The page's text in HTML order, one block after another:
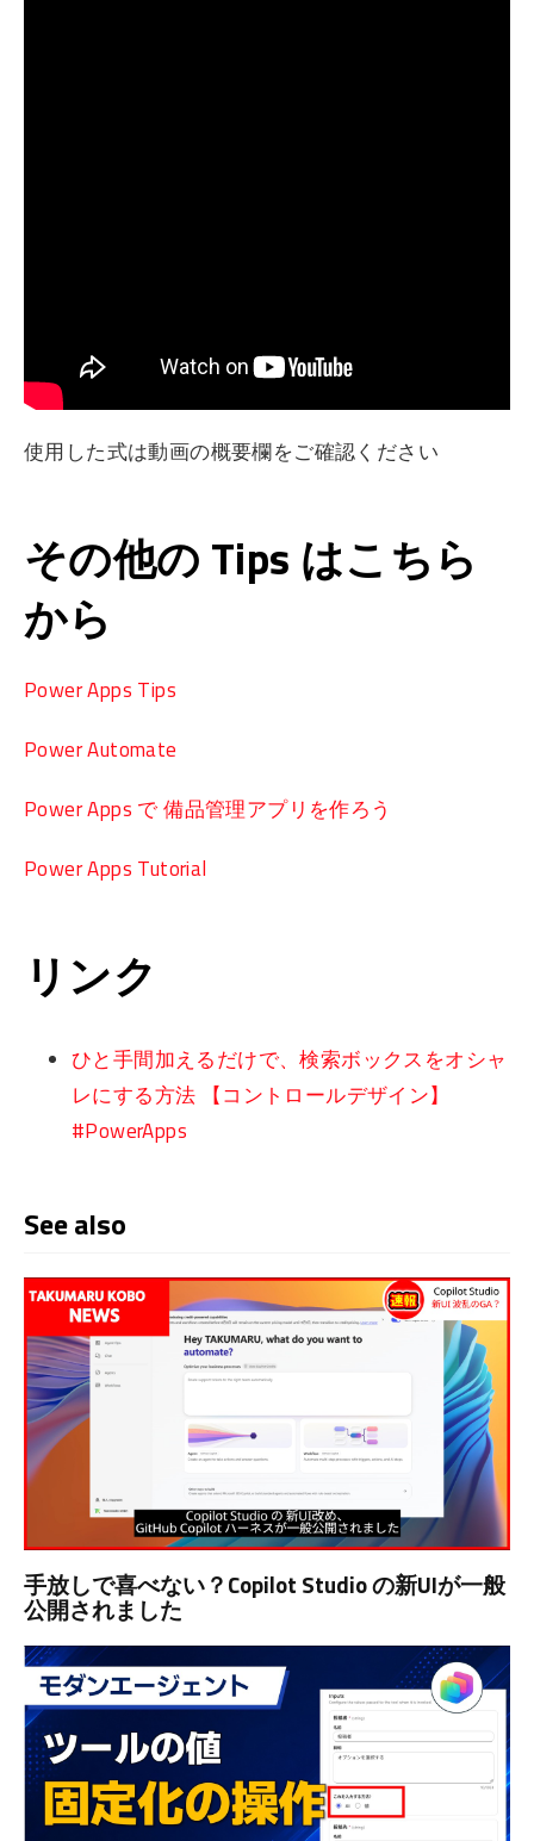
使用した式は動画の概要欄をご確認ください
その他の Tips はこちら
から
Power Apps Tips
Power Automate
Power Apps で 備品管理アプリを作ろう
Power Apps Tutorial
リンク
ひと手間加えるだけで、検索ボックスをオシャ
レにする方法 【コントロールデザイン】
#PowerApps
See also
手放しで喜べない？Copilot Studio の新UIが一般
公開されました